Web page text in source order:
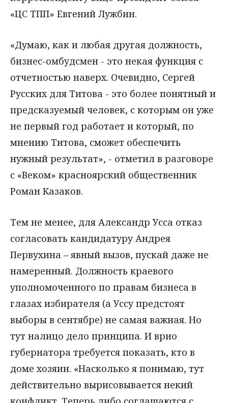
«ЦС ТПП» Евгений Лужбин.
«Думаю, как и любая другая должность,
бизнес-омбудсмен - это некая функция с
отчетностью наверх. Очевидно, Сергей
Русских для Титова - это более понятный и
предсказуемый человек, с которым он уже
не первый год работает и который, по
мнению Титова, сможет обеспечить
нужный результат», - отметил в разговоре
с «Веком» красноярский общественник
Роман Казаков.
Тем не менее, для Александр Усса отказ
согласовать кандидатуру Андрея
Первухина – явный вызов, пускай даже не
намеренный. Должность краевого
уполномоченного по правам бизнеса в
глазах избирателя (а Уссу предстоят
выборы в сентябре) не самая важная. Но
тут налицо дело принципа. И врио
губернатора требуется показать, кто в
доме хозяин. «Насколько я понимаю, тут
действительно вырисовывается некий